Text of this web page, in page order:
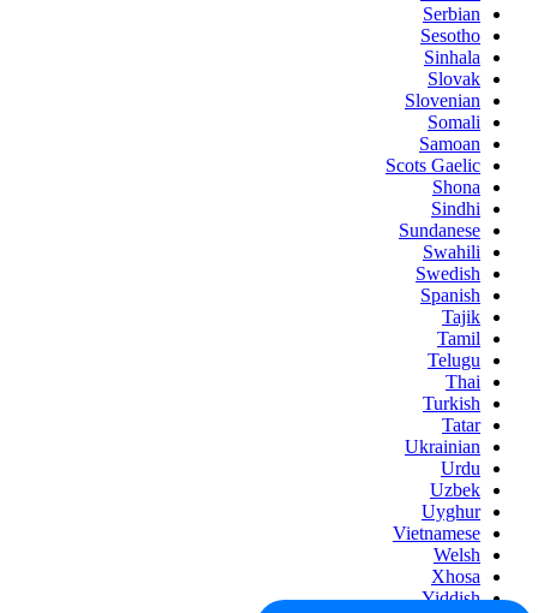
Serbian
Sesotho
Sinhala
Slovak
Slovenian
Somali
Samoan
Scots Gaelic
Shona
Sindhi
Sundanese
Swahili
Swedish
Spanish
Tajik
Tamil
Telugu
Thai
Turkish
Tatar
Ukrainian
Urdu
Uzbek
Uyghur
Vietnamese
Welsh
Xhosa
Yiddish